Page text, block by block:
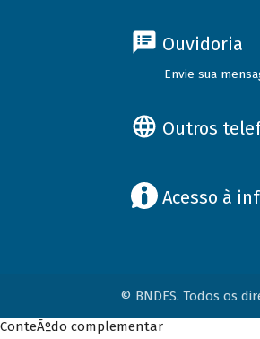
Ouvidoria
Envie sua
Outros
Acesso à
© BNDES. Todos os
ConteÃºdo complementar